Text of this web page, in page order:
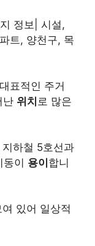
정보| 시설,
트, 양천구, 목
표적인 주거
난 위치 로 많은
하철 5호선과
동이 용이합니
여 있어 일상적